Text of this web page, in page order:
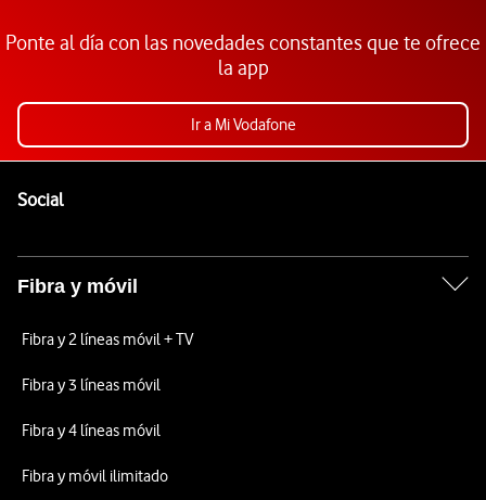
Ponte al día con las novedades constantes que te ofrece
la app
Ir a Mi Vodafone
SocialEnlaces a las redes sociales de Vodafone
Fibra y móvil
Fibra y 2 líneas móvil + TV
Fibra y 3 líneas móvil
Fibra y 4 líneas móvil
Fibra y móvil ilimitado